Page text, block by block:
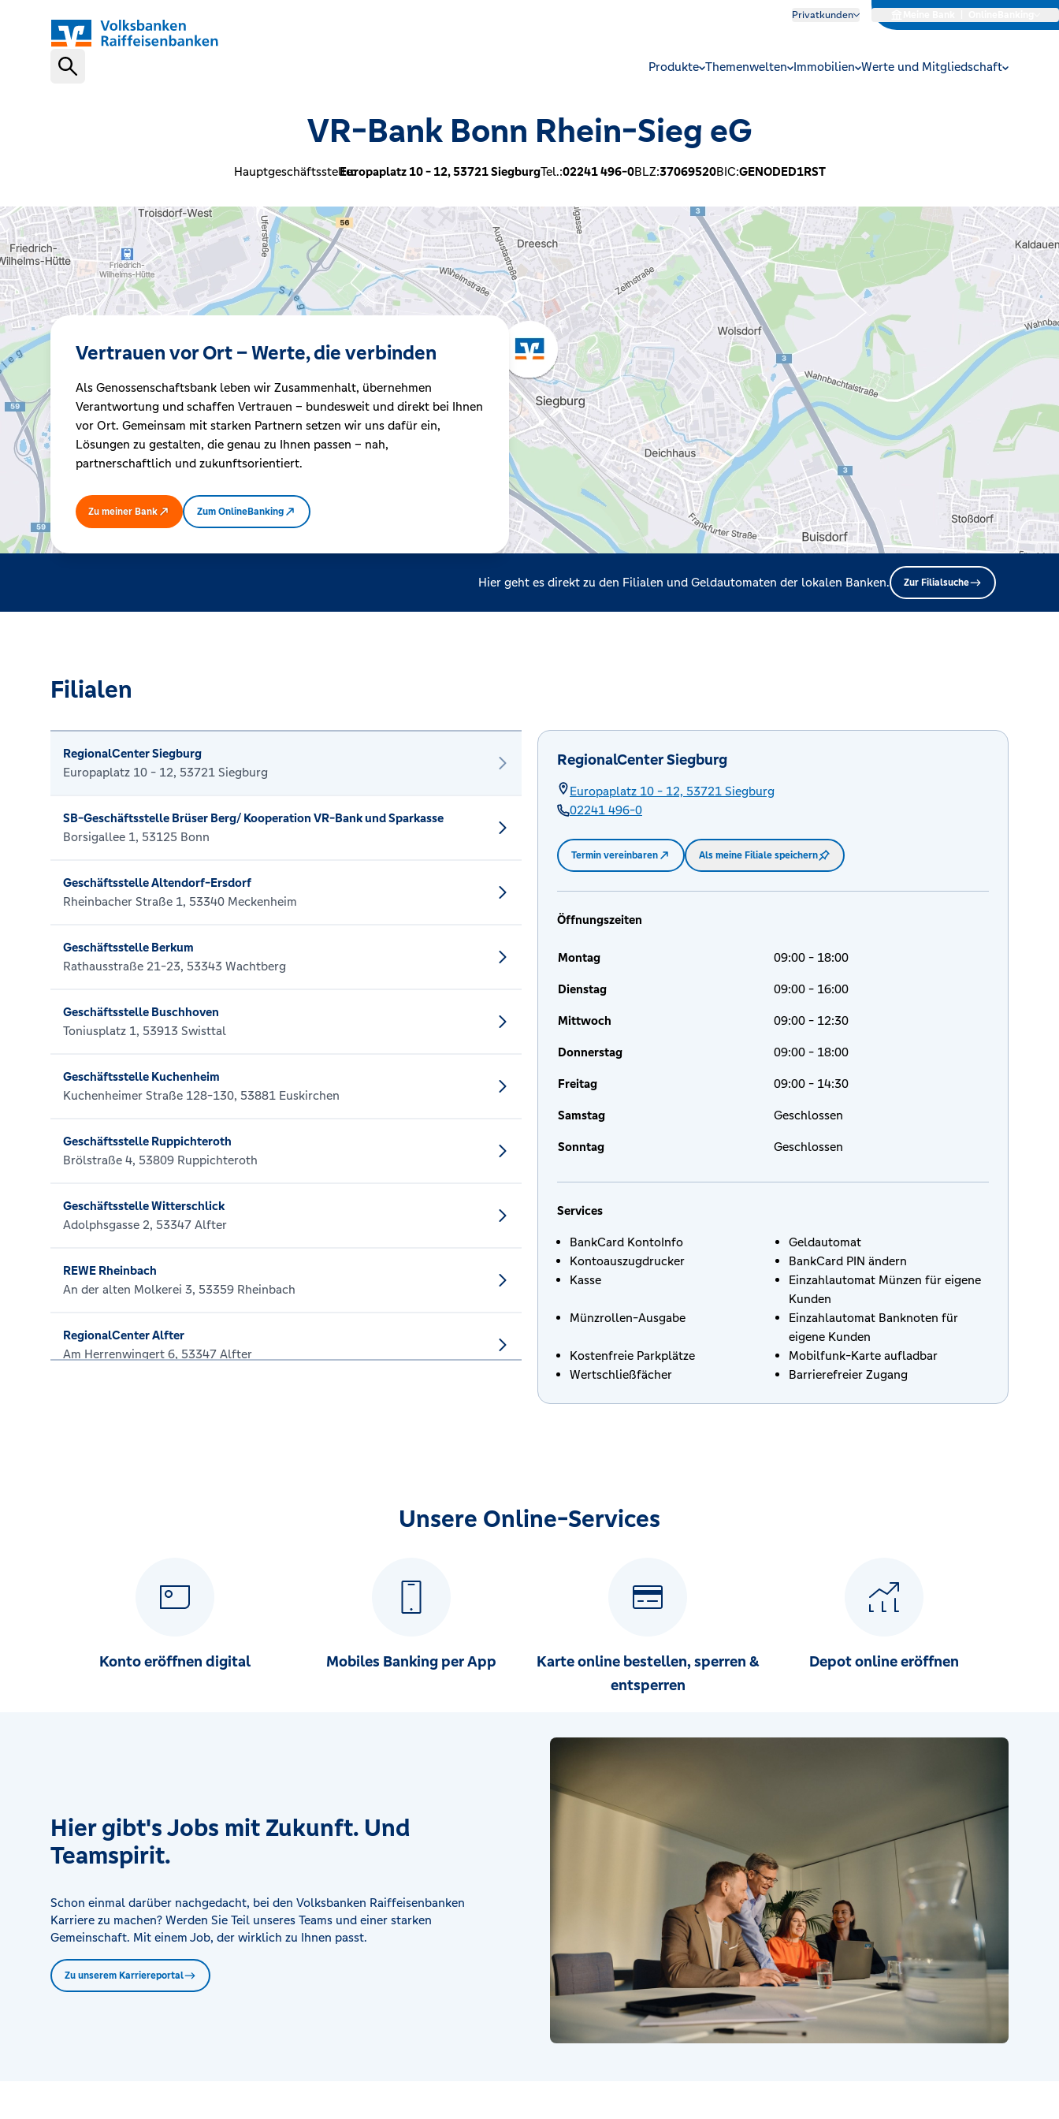
Privatkunden
VR Banking App
Kreditrechner
Immobilien
Produkte Themenwelten Immobilien Werte und Mitgliedschaft
VR-Bank Bonn Rhein-Sieg eG
Hauptgeschäftsstelle:Europaplatz 10 - 12,53721SiegburgTel.:02241 496-0BLZ:37069520BIC:GENODED1RST
Vertrauen vor Ort – Werte, die verbinden
Als Genossenschaftsbank leben wir Zusammenhalt, übernehmen
Verantwortung und schaffen Vertrauen – bundesweit und direkt bei Ihnen
vor Ort. Gemeinsam mit starken Partnern setzen wir uns dafür ein,
Lösungen zu gestalten, die genau zu Ihnen passen – nah,
partnerschaftlich und zukunftsorientiert.
Zu meiner Bank Zum OnlineBanking
Hier geht es direkt zu den Filialen und Geldautomaten der lokalen Banken. Zur Filialsuche
Filialen
RegionalCenter Siegburg
Europaplatz 10 - 12, 53721 Siegburg
SB-Geschäftsstelle Brüser Berg/ Kooperation VR-Bank und Sparkasse
Borsigallee 1, 53125 Bonn
Geschäftsstelle Altendorf-Ersdorf
Rheinbacher Straße 1, 53340 Meckenheim
Geschäftsstelle Berkum
Rathausstraße 21-23, 53343 Wachtberg
Geschäftsstelle Buschhoven
Toniusplatz 1, 53913 Swisttal
Geschäftsstelle Kuchenheim
Kuchenheimer Straße 128-130, 53881 Euskirchen
Geschäftsstelle Ruppichteroth
Brölstraße 4, 53809 Ruppichteroth
Geschäftsstelle Witterschlick
Adolphsgasse 2, 53347 Alfter
REWE Rheinbach
An der alten Molkerei 3, 53359 Rheinbach
RegionalCenter Alfter
Am Herrenwingert 6, 53347 Alfter
RegionalCenter Lohmar
Rathausstr. 1 - 3, 53797 Lohmar
RegionalCenter Meckenheim
RegionalCenter Mülldorf
Am Lindenhof 2b, 53757 Sankt Augustin
RegionalCenter Neunkirchen
Hauptstr. 52, 53819 Neunkirchen-Seelscheid
RegionalCenter Rheinbach
RegionalCenter Siegburg
Europaplatz 10 - 12, 53721 Siegburg
02241 496-0
Termin vereinbaren Als meine Filiale speichern
Öffnungszeiten
Montag 09:00 - 18:00
Dienstag 09:00 - 16:00
Mittwoch 09:00 - 12:30
Donnerstag 09:00 - 18:00
Freitag 09:00 - 14:30
Samstag Geschlossen
Sonntag Geschlossen
Services
BankCard KontoInfo
Geldautomat
Kontoauszugdrucker
BankCard PIN ändern
Kasse
Einzahlautomat Münzen für eigene
Kunden
Münzrollen-Ausgabe
Einzahlautomat Banknoten für
eigene Kunden
Kostenfreie Parkplätze
Mobilfunk-Karte aufladbar
Wertschließfächer
Barrierefreier Zugang
Unsere Online-Services
Konto eröffnen digital Mobiles Banking per App
Karte online bestellen, sperren &
entsperren
Depot online eröffnen
Hier gibt's Jobs mit Zukunft. Und
Teamspirit.
Schon einmal darüber nachgedacht, bei den Volksbanken Raiffeisenbanken
Karriere zu machen? Werden Sie Teil unseres Teams und einer starken
Gemeinschaft. Mit einem Job, der wirklich zu Ihnen passt.
Zu unserem Karriereportal